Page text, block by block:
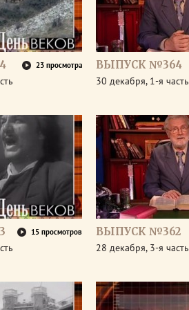
23 просмотра ВЫПУСК №364
30 декабря, 1-я часть
15 просмотров ВЫПУСК №362
28 декабря, 3-я часть